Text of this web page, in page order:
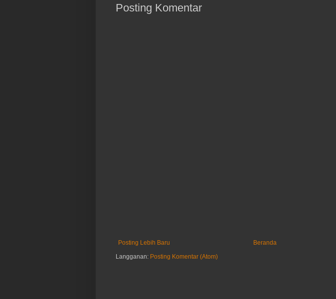
Posting Komentar
Posting Lebih Baru
Beranda
Langganan: Posting Komentar (Atom)